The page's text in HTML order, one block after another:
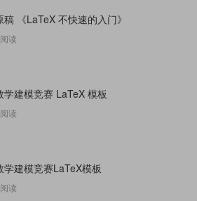
《LaTeX 不快速的入门》
读
学建模竞赛 LaTeX 模板
读
学建模竞赛LaTeX模板
读